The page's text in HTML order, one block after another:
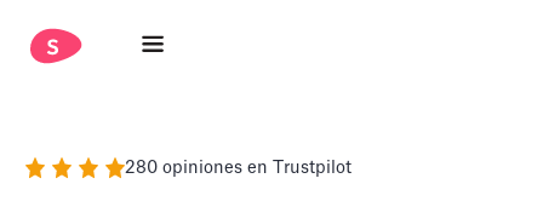
280 opiniones en Trustpilot